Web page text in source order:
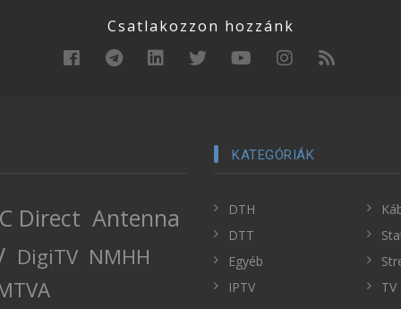
Csatlakozzon hozzánk
Direct Antenna
DigiTV NMHH
KATEGÓRIÁK
DTH
DTT
Egyéb
IPTV